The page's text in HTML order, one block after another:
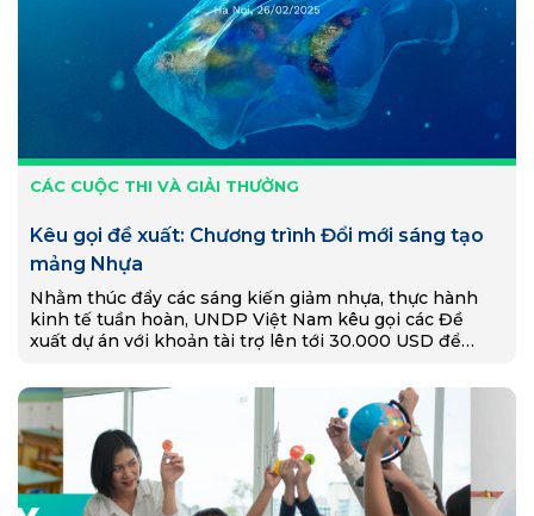
CÁC CUỘC THI VÀ GIẢI THƯỞNG
Kêu gọi đề xuất: Chương trình Đổi mới sáng tạo
mảng Nhựa
Nhằm thúc đẩy các sáng kiến giảm nhựa, thực hành
kinh tế tuần hoàn, UNDP Việt Nam kêu gọi các Đề
xuất dự án với khoản tài trợ lên tới 30.000 USD để